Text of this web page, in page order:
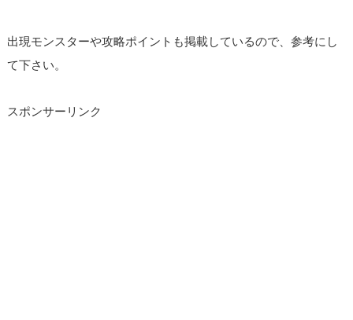
出現モンスターや攻略ポイントも掲載しているので、参考にし
て下さい。
スポンサーリンク